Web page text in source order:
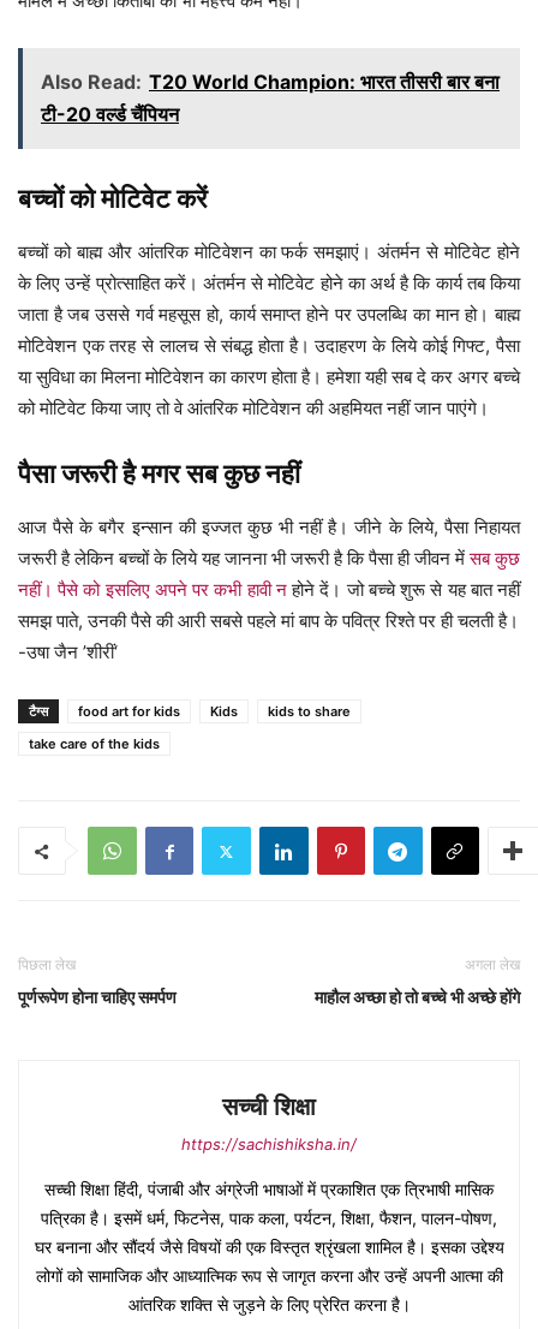
Also Read: T20 World Champion: भारत तीसरी बार बना
टी-20 वर्ल्ड चैंपियन
बच्चों को मोटिवेट करें
बच्चों को बाह्म और आंतरिक मोटिवेशन का फर्क समझाएं। अंतर्मन से मोटिवेट होने
के लिए उन्हें प्रोत्साहित करें। अंतर्मन से मोटिवेट होने का अर्थ है कि कार्य तब किया
जाता है जब उससे गर्व महसूस हो, कार्य समाप्त होने पर उपलब्धि का मान हो। बाह्म
मोटिवेशन एक तरह से लालच से संबद्ध होता है। उदाहरण के लिये कोई गिफ्ट, पैसा
या सुविधा का मिलना मोटिवेशन का कारण होता है। हमेशा यही सब दे कर अगर बच्चे
को मोटिवेट किया जाए तो वे आंतरिक मोटिवेशन की अहमियत नहीं जान पाएंगे।
पैसा जरूरी है मगर सब कुछ नहीं
आज पैसे के बगैर इन्सान की इज्जत कुछ भी नहीं है। जीने के लिये, पैसा निहायत
जरूरी है लेकिन बच्चों के लिये यह जानना भी जरूरी है कि पैसा ही जीवन मेंसब कुछ
नहीं। पैसे को इसलिए अपने पर कभी हावी नहोने दें। जो बच्चे शुरू से यह बात नहीं
समझ पाते, उनकी पैसे की आरी सबसे पहले मां बाप के पवित्र रिश्ते पर ही चलती है।
-उषा जैन ’शीरीं‘
टैग्स food art for kids Kids
kids to share
take care of the kids
पिछला लेख
पूर्णरूपेण होना चाहिए समर्पण
अगला लेख
माहौल अच्छा हो तो बच्चे भी अच्छे होंगे
सच्ची शिक्षा
https://sachishiksha.in/
सच्ची शिक्षा हिंदी, पंजाबी और अंग्रेजी भाषाओं में प्रकाशित एक त्रिभाषी मासिक
पत्रिका है। इसमें धर्म, फिटनेस, पाक कला, पर्यटन, शिक्षा, फैशन, पालन-पोषण,
घर बनाना और सौंदर्य जैसे विषयों की एक विस्तृत श्रृंखला शामिल है। इसका उद्देश्य
लोगों को सामाजिक और आध्यात्मिक रूप से जागृत करना और उन्हें अपनी आत्मा की
आंतरिक शक्ति से जुड़ने के लिए प्रेरित करना है।